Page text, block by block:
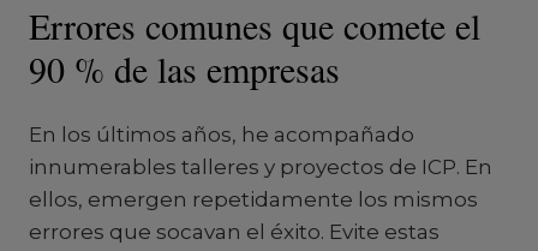
Errores comunes que comete el
90 % de las empresas
En los últimos años, he acompañado
innumerables talleres y proyectos de ICP. En
ellos, emergen repetidamente los mismos
errores que socavan el éxito. Evite estas